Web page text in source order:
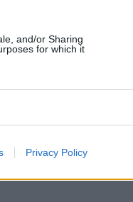
and/or Sharing
for which it
Privacy Policy
és
kaphat
felelnie.